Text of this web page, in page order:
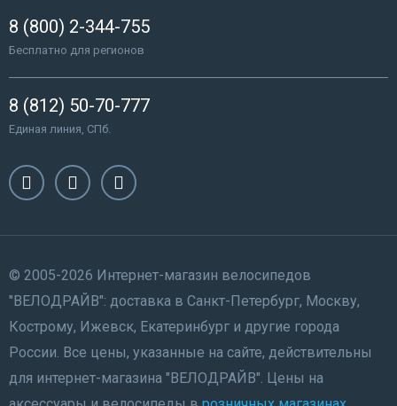
8 (800) 2-344-755
Бесплатно для регионов
8 (812) 50-70-777
Единая линия, СПб.
© 2005-2026 Интернет-магазин велосипедов
"ВЕЛОДРАЙВ": доставка в Санкт-Петербург, Москву,
Кострому, Ижевск, Екатеринбург и другие города
России. Все цены, указанные на сайте, действительны
для интернет-магазина "ВЕЛОДРАЙВ". Цены на